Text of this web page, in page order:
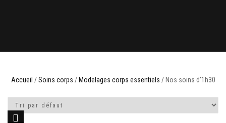
Accueil /Soins corps / Modelages corps essentiels / Nos soins d'1h30